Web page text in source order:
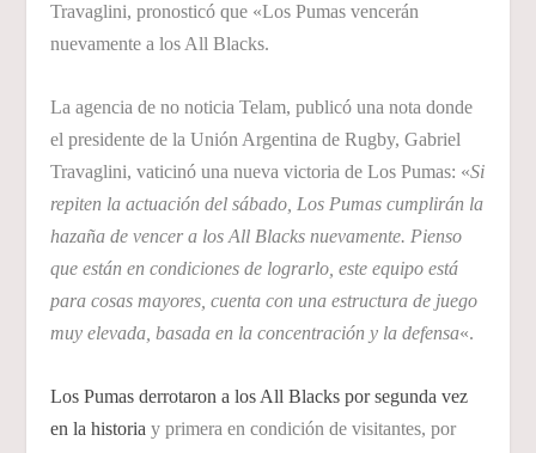
Travaglini, pronosticó que «Los Pumas vencerán
nuevamente a los All Blacks.
La agencia de no noticia Telam, publicó una nota donde
el presidente de la Unión Argentina de Rugby, Gabriel
Travaglini, vaticinó una nueva victoria de Los Pumas: «Si
repiten la actuación del sábado, Los Pumas cumplirán la
hazaña de vencer a los All Blacks nuevamente. Pienso
que están en condiciones de lograrlo, este equipo está
para cosas mayores, cuenta con una estructura de juego
muy elevada, basada en la concentración y la defensa«.
Los Pumas derrotaron a los All Blacks por segunda vez
en la historia y primera en condición de visitantes, por